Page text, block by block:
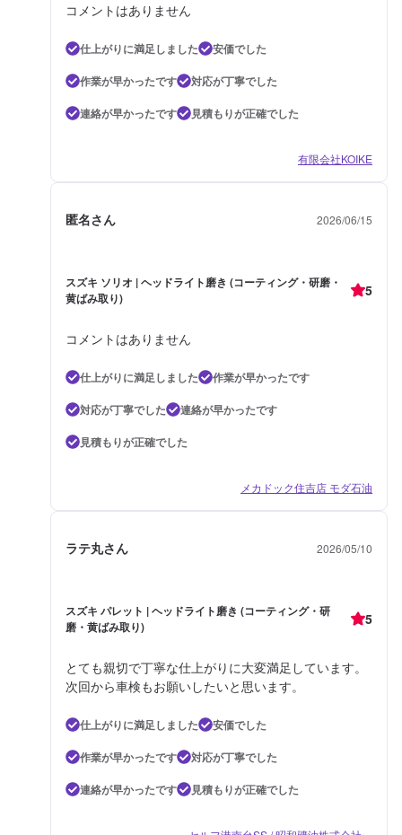
コメントはありません
仕上がりに満足しました
安価でした
作業が早かったです
対応が丁寧でした
連絡が早かったです
見積もりが正確でした
有限会社KOIKE
匿名さん 2026/06/15
スズキ ソリオ | ヘッドライト磨き (コーティング・研磨・
黄ばみ取り)
5
コメントはありません
仕上がりに満足しました
作業が早かったです
対応が丁寧でした
連絡が早かったです
見積もりが正確でした
メカドック住吉店 モダ石油
ラテ丸さん 2026/05/10
スズキ パレット | ヘッドライト磨き (コーティング・研
磨・黄ばみ取り)
5
とても親切で丁寧な仕上がりに大変満足しています。
次回から車検もお願いしたいと思います。
仕上がりに満足しました
安価でした
作業が早かったです
対応が丁寧でした
連絡が早かったです
見積もりが正確でした